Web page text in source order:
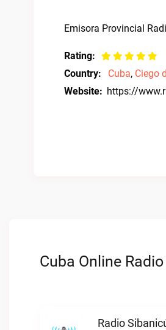
Emisora Provincial
Rating:
Country:
Cuba, Ciego
Website: https://
Cuba Online
Radio